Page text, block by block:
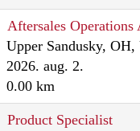
Aftersales Operations
Upper Sandusky, OH,
2026. aug. 2.
0.00 km
Product Specialist